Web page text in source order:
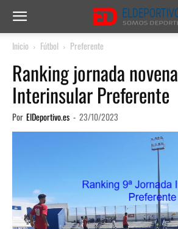
Inicio Fútbol Preferente
Ranking jornada novena
Interinsular Preferente
Por ElDeportivo.es - 23/10/2023